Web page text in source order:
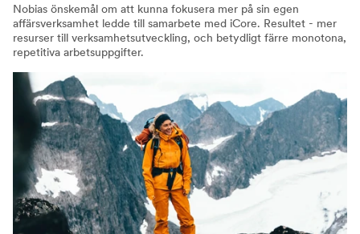
Nobias önskemål om att kunna fokusera mer på sin egen
affärsverksamhet ledde till samarbete med iCore. Resultet - mer
resurser till verksamhetsutveckling, och betydligt färre monotona,
repetitiva arbetsuppgifter.